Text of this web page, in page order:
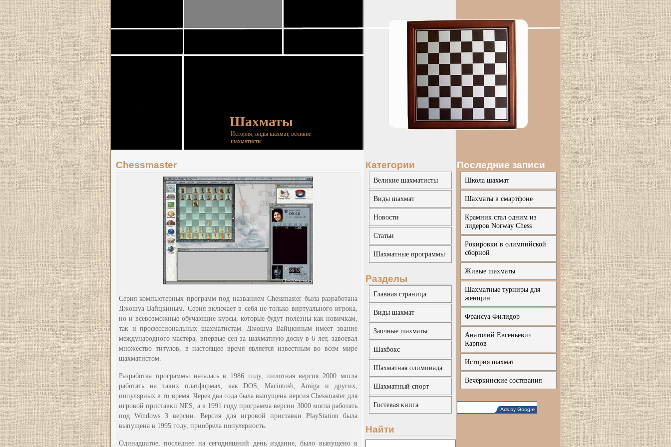
Шахматы
История, виды шахмат, великие
шахматисты
Chessmaster
Серия компьютерных программ под названием Chessmaster была разработана
Джошуа Вайцкиным. Серия включает в себя не только виртуального игрока,
но и всевозможные обучающие курсы, которые будут полезны как новичкам,
так и профессиональных шахматистам. Джошуа Вайцкиным имеет звание
международного мастера, впервые сел за шахматную доску в 6 лет, завоевал
множество титулов, в настоящее время является известным во всем мире
шахматистом.
Разработка программы началась в 1986 году, пилотная версия 2000 могла
работать на таких платформах, как DOS, Macintosh, Amiga и других,
популярных в то время. Через два года была выпущена версия Chessmaster для
игровой приставки NES, а в 1991 году программа версии 3000 могла работать
под Windows 3 версии. Версия для игровой приставки PlayStation была
выпущена в 1995 году, приобрела популярность.
Одинадцатое, последнее на сегодняшний день издание, было выпущено в
Категории
Великие шахматисты
Виды шахмат
Новости
Статьи
Шахматные программы
Разделы
Главная страница
Виды шахмат
Заочные шахматы
Шахбокс
Шахматная олимпиада
Шахматный спорт
Гостевая книга
Найти
Последние записи
Школа шахмат
Шахматы в смартфоне
Крамник стал одним из
лидеров Norway Chess
Рокировки в олимпийской
сборной
Живые шахматы
Шахматные турниры для
женщин
Франсуа Филидор
Анатолий Евгеньевич
Карпов
История шахмат
Вечёркинские состязания